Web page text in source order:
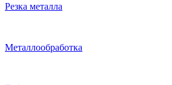
Резка металла
Металлообработка